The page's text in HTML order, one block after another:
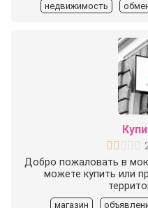
недвижимость
Добро пожаловать в
можете купить или
магазин